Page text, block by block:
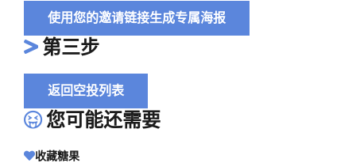
使用您的邀请链接生成专属海报
第三步
返回空投列表
您可能还需要
收藏糖果